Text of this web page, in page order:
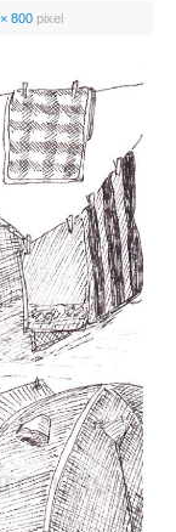
800pixel